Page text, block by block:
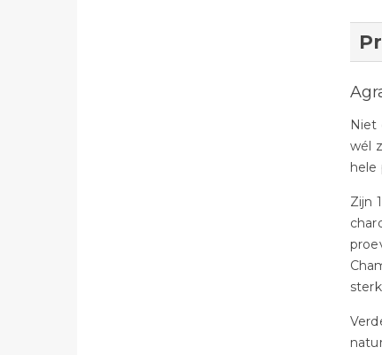
Niet
wél
Zijn